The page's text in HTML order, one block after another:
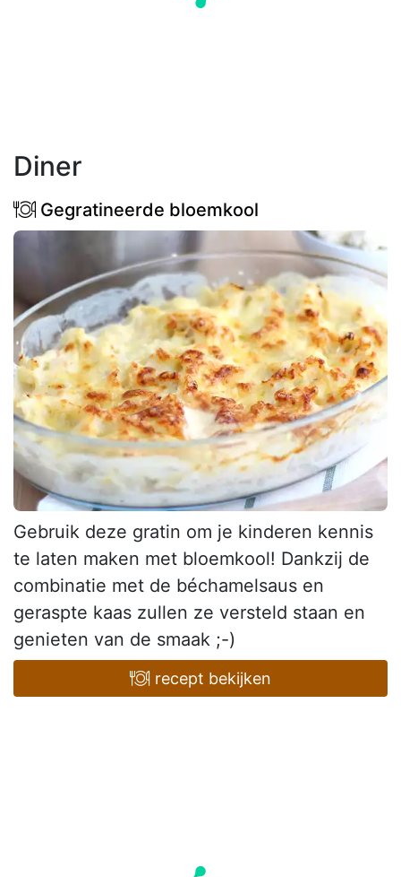
Diner
Gegratineerde bloemkool
Gebruik deze gratin om je kinderen kennis
te laten maken met bloemkool! Dankzij de
combinatie met de béchamelsaus en
geraspte kaas zullen ze versteld staan en
genieten van de smaak ;-)
recept bekijken